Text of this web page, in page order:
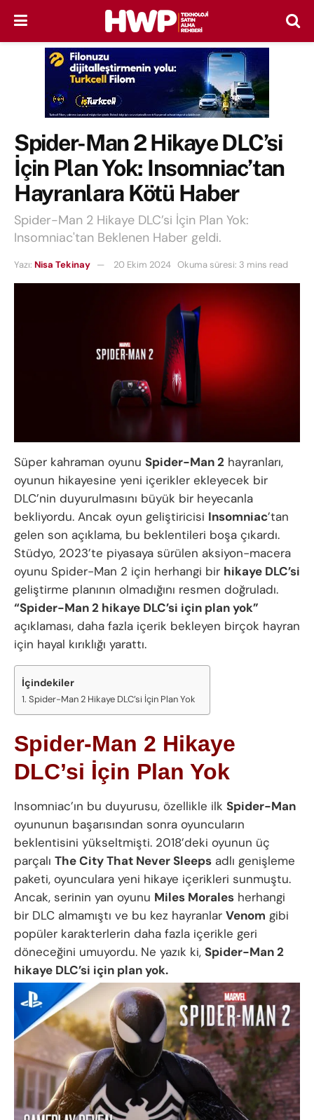
Spider-Man 2 Hikaye DLC’si
İçin Plan Yok: Insomniac’tan
Hayranlara Kötü Haber
Spider-Man 2 Hikaye DLC’si İçin Plan Yok:
Insomniac'tan Beklenen Haber geldi.
Yazı: Nisa Tekinay 20 Ekim 2024 Okuma süresi: 3 mins read
Süper kahraman oyunu Spider-Man 2 hayranları,
oyunun hikayesine yeni içerikler ekleyecek bir
DLC’nin duyurulmasını büyük bir heyecanla
bekliyordu. Ancak oyun geliştiricisi Insomniac’tan
gelen son açıklama, bu beklentileri boşa çıkardı.
Stüdyo, 2023’te piyasaya sürülen aksiyon-macera
oyunu Spider-Man 2 için herhangi bir hikaye DLC’si
geliştirme planının olmadığını resmen doğruladı.
“Spider-Man 2 hikaye DLC’si için plan yok”
açıklaması, daha fazla içerik bekleyen birçok hayran
için hayal kırıklığı yarattı.
İçindekiler
Spider-Man 2 Hikaye DLC’si İçin Plan Yok
Spider-Man 2 Hikaye
DLC’si İçin Plan Yok
Insomniac’ın bu duyurusu, özellikle ilk Spider-Man
oyununun başarısından sonra oyuncuların
beklentisini yükseltmişti. 2018’deki oyunun üç
parçalı The City That Never Sleeps adlı genişleme
paketi, oyunculara yeni hikaye içerikleri sunmuştu.
Ancak, serinin yan oyunu Miles Morales herhangi
bir DLC almamıştı ve bu kez hayranlar Venom gibi
popüler karakterlerin daha fazla içerikle geri
döneceğini umuyordu. Ne yazık ki, Spider-Man 2
hikaye DLC’si için plan yok.